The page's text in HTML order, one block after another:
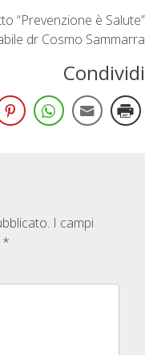
“Prevenzione è Salute”
dr Cosmo Sammarra
Condividi
I campi
*